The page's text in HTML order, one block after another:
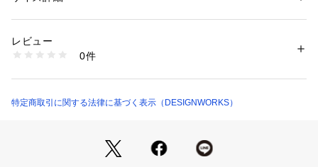
と獣毛特有の嫌な香りもなく、空気を含んだようなふんわりと
したニットプルオーバー。
ニュアンスのあるゆったりシルエットでON・OFFで活躍。
獣毛混の素材はとても軽くて暖かく、真冬まで重宝します。
ボトムを選ばずに通勤＆休日と着回しができ、持っていると困
素材：毛(フォックス)52% 毛(タヌキ)48%
洗濯：ドライクリーニング
※詳しい洗濯方法については、商品の品質表示タグをご覧ください
31450040000 （ショップ）
レビュー
0件
特定商取引に関する法律に基づく表示（DESIGNWORKS）